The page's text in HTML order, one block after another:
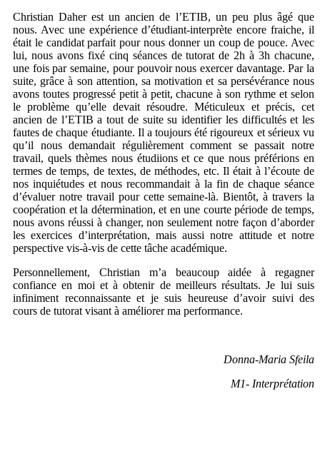
Christian Daher est un ancien de l’ETIB, un peu plus âgé que
nous. Avec une expérience d’étudiant-interprète encore fraiche, il
était le candidat parfait pour nous donner un coup de pouce. Avec
lui, nous avons fixé cinq séances de tutorat de 2h à 3h chacune,
une fois par semaine, pour pouvoir nous exercer davantage. Par la
suite, grâce à son attention, sa motivation et sa persévérance nous
avons toutes progressé petit à petit, chacune à son rythme et selon
le problème qu’elle devait résoudre. Méticuleux et précis, cet
ancien de l’ETIB a tout de suite su identifier les difficultés et les
fautes de chaque étudiante. Il a toujours été rigoureux et sérieux vu
qu’il nous demandait régulièrement comment se passait notre
travail, quels thèmes nous étudiions et ce que nous préférions en
termes de temps, de textes, de méthodes, etc. Il était à l’écoute de
nos inquiétudes et nous recommandait à la fin de chaque séance
d’évaluer notre travail pour cette semaine-là. Bientôt, à travers la
coopération et la détermination, et en une courte période de temps,
nous avons réussi à changer, non seulement notre façon d’aborder
les exercices d’interprétation, mais aussi notre attitude et notre
perspective vis-à-vis de cette tâche académique.
Personnellement, Christian m’a beaucoup aidée à regagner
confiance en moi et à obtenir de meilleurs résultats. Je lui suis
infiniment reconnaissante et je suis heureuse d’avoir suivi des
cours de tutorat visant à améliorer ma performance.
Donna-Maria Sfeila
M1- Interprétation